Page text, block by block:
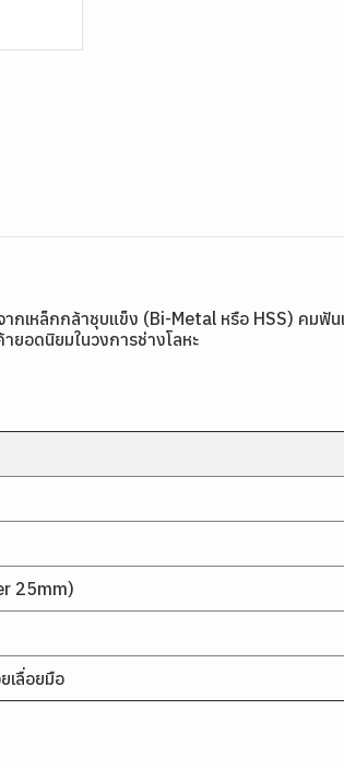
หล็กกล้าชุบแข็ง (Bi-Metal หรือ HSS) คมฟัน
ยอดนิยมในวงการช่างโลหะ
25mm)
เลื่อยมือ